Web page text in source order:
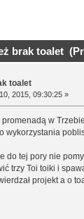
brak toalet
toalet
2015, 09:30:25 »
w
wykorzystania
do tej pory nie
trzy Toi toiki i
projekt a o